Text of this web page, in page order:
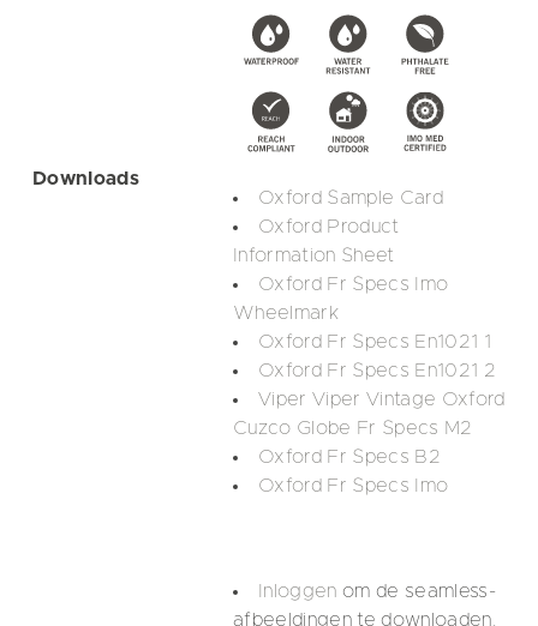
Downloads
Oxford Sample Card
Oxford Product
Information Sheet
Oxford Fr Specs Imo
Wheelmark
Oxford Fr Specs En1021 1
Oxford Fr Specs En1021 2
Viper Viper Vintage Oxford
Cuzco Globe Fr Specs M2
Oxford Fr Specs B2
Oxford Fr Specs Imo
Inloggen om de seamless-
afbeeldingen te downloaden.